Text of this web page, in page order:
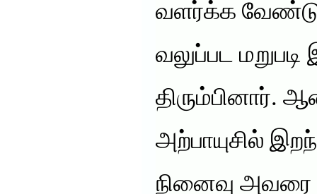
வளர்க்க
வலுப்பட
திரும்பினார்.
அற்பாயுசில்
நினைவு